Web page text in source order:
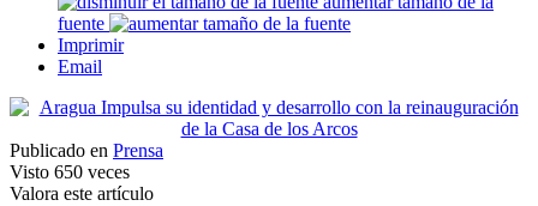
fuente
Imprimir
Email
Publicado en Prensa
Visto 650 veces
Valora este artículo